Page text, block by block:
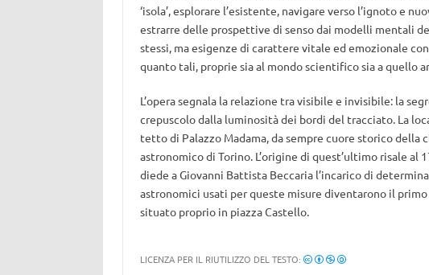
‘isola’, esplorare l’esistente, navigare verso l’ignoto e
estrarre delle prospettive di senso dai modelli mentali
stessi, ma esigenze di carattere vitale ed emozionale
quanto tali, proprie sia al mondo scientifico sia a quello
L’opera segnala la relazione tra visibile e invisibile: la
crepuscolo dalla luminosità dei bordi del tracciato. La
tetto di Palazzo Madama, da sempre cuore storico
astronomico di Torino. L’origine di quest’ultimo risale al
diede a Giovanni Battista Beccaria l’incarico di
astronomici usati per queste misure diventarono il
situato proprio in piazza Castello.
LICENZA PER IL RIUTILIZZO DEL TESTO: